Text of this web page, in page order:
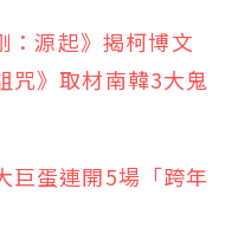
：源起》揭柯博文
》取材南韓3大鬼
蛋連開5場「跨年